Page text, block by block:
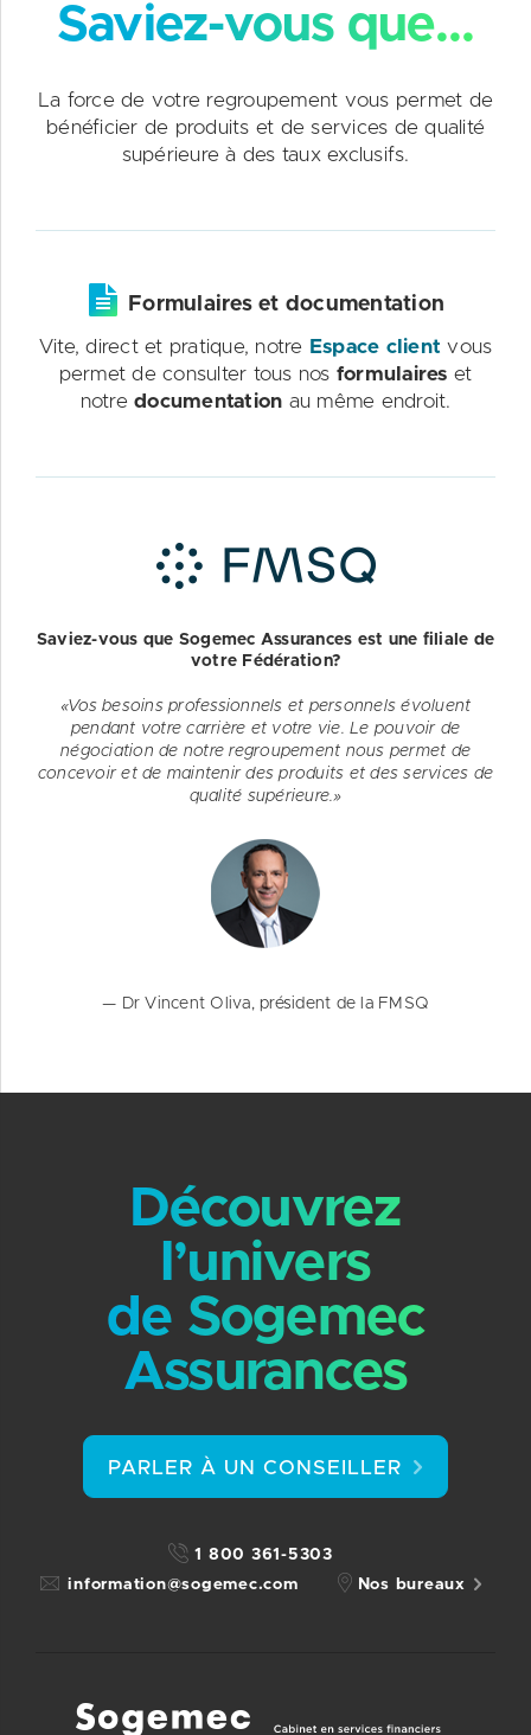
Saviez-vous que...
La force de votre regroupement vous permet de
bénéficier de produits et de services de qualité
supérieure à des taux exclusifs.
Formulaires et documentation
Vite, direct et pratique, notre Espace client vous
permet de consulter tous nos formulaires et
notre documentation au même endroit.
Saviez-vous que Sogemec Assurances est une filiale de
votre Fédération?
«Vos besoins professionnels et personnels évoluent
pendant votre carrière et votre vie. Le pouvoir de
négociation de notre regroupement nous permet de
concevoir et de maintenir des produits et des services de
qualité supérieure.»
— Dr Vincent Oliva, président de la FMSQ
Découvrez
l’univers
de Sogemec
Assurances
PARLER À UN CONSEILLER
1 800 361-5303
information@sogemec.com
Nos bureaux